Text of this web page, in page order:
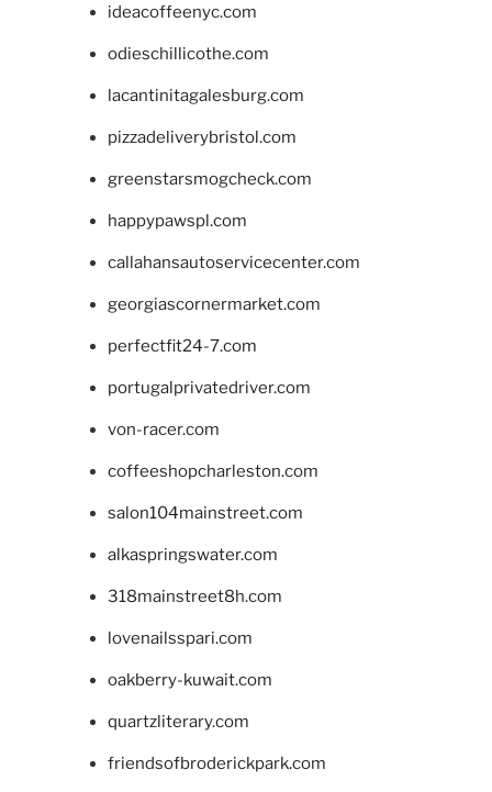
ideacoffeenyc.com
odieschillicothe.com
lacantinitagalesburg.com
pizzadeliverybristol.com
greenstarsmogcheck.com
happypawspl.com
callahansautoservicecenter.com
georgiascornermarket.com
perfectfit24-7.com
portugalprivatedriver.com
von-racer.com
coffeeshopcharleston.com
salon104mainstreet.com
alkaspringswater.com
318mainstreet8h.com
lovenailsspari.com
oakberry-kuwait.com
quartzliterary.com
friendsofbroderickpark.com